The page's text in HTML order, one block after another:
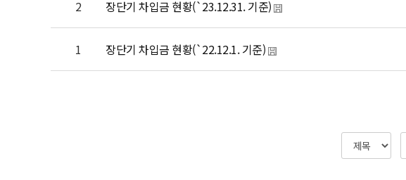
2 장단기 차입금 현황(`23.12.31. 기준)
1 장단기 차입금 현황(`22.12.1. 기준)